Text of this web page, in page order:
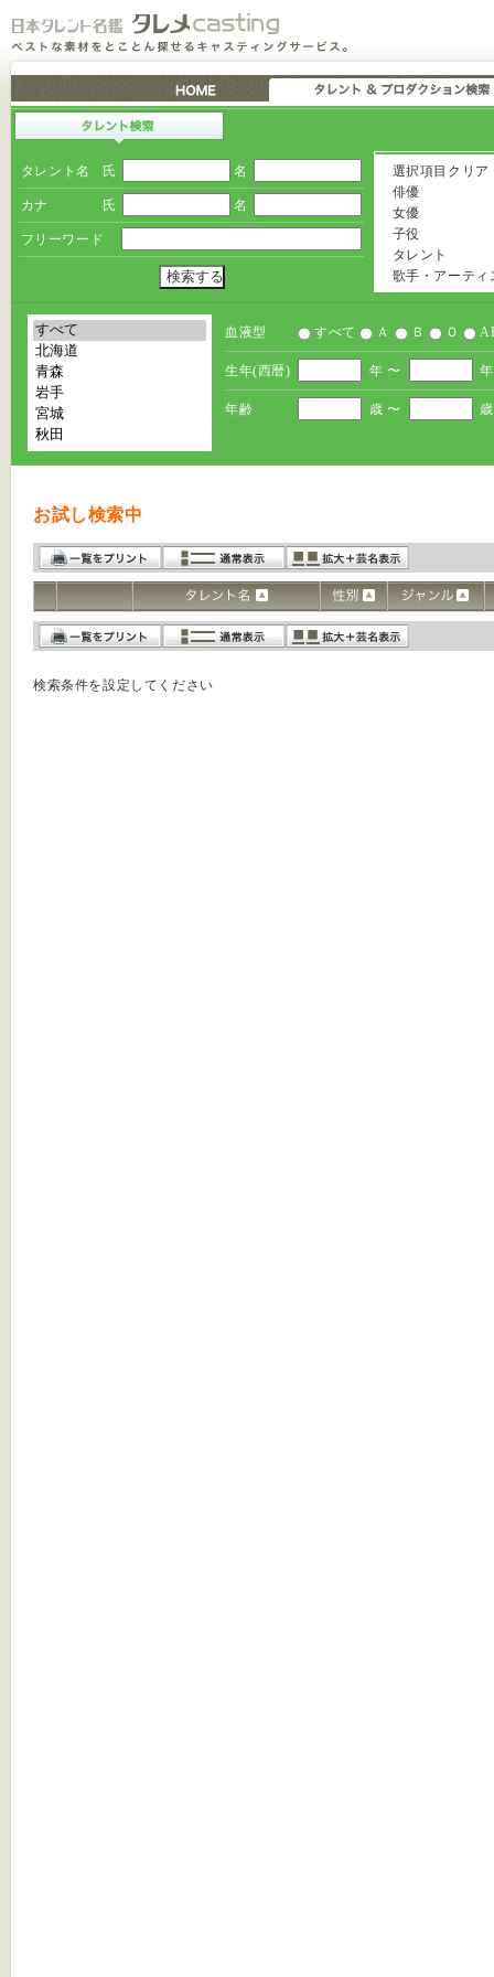
タレント名 氏 名
カナ 氏 名
フリーワード
選択項目クリア
俳優
女優
子役
タレント
歌手・アーティ
血液型 すべて Ａ Ｂ Ｏ
生年(西暦) 年 〜
年齢 歳 〜 歳
お試し検索中
検索条件を設定してください